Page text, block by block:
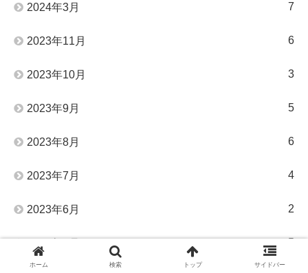
2024年3月 7
2023年11月 6
2023年10月 3
2023年9月 5
2023年8月 6
2023年7月 4
2023年6月 2
5
ホーム 検索 トップ サイドバー